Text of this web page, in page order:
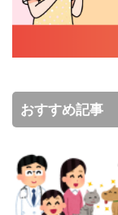
おすすめ記事